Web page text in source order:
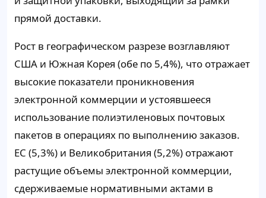
прямой доставки.
Рост в географическом разрезе возглавляют
США и Южная Корея (обе по 5,4%), что отражает
высокие показатели проникновения
электронной коммерции и устоявшееся
использование полиэтиленовых почтовых
пакетов в операциях по выполнению заказов.
ЕС (5,3%) и Великобритания (5,2%) отражают
растущие объемы электронной коммерции,
сдерживаемые нормативными актами в